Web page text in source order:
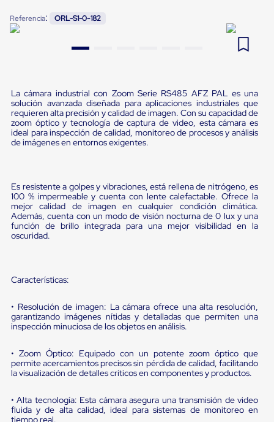
de
de
Borde
de
andén
Mecánicas
Pestañas
de
Hidráulicas
Rampas
de
patio
portátiles
Convencionales
Sellos
para
de
andén
Sellos
Cabezal
Fijo
Sellos
Referencia: ORL-S1-0-182
La cámara industrial con Zoom Serie RS485 AFZ PAL es una
solución avanzada diseñada para aplicaciones industriales que
requieren alta precisión y calidad de imagen. Con su capacidad de
zoom óptico y tecnología de captura de video, esta cámara es
ideal para inspección de calidad, monitoreo de procesos y análisis
de imágenes en entornos exigentes.
Es resistente a golpes y vibraciones, está rellena de nitrógeno, es
100 % impermeable y cuenta con lente calefactable. Ofrece la
mejor calidad de imagen en cualquier condición climática.
Además, cuenta con un modo de visión nocturna de 0 lux y una
función de brillo integrada para una mejor visibilidad en la
oscuridad.
Características:
• Resolución de imagen: La cámara ofrece una alta resolución,
garantizando imágenes nítidas y detalladas que permiten una
inspección minuciosa de los objetos en análisis.
• Zoom Óptico: Equipado con un potente zoom óptico que
permite acercamientos precisos sin pérdida de calidad, facilitando
la visualización de detalles críticos en componentes y productos.
• Alta tecnología: Esta cámara asegura una transmisión de video
fluida y de alta calidad, ideal para sistemas de monitoreo en
tiempo real.
9.
flejadora